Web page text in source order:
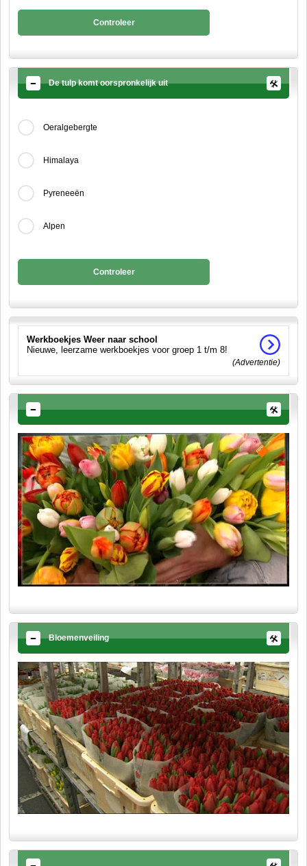
Controleer
De tulp komt oorspronkelijk uit
Oeralgebergte
Himalaya
Pyreneeën
Alpen
Controleer
Werkboekjes Weer naar school
Nieuwe, leerzame werkboekjes voor groep 1 t/m 8!
(Advertentie)
Bloemenveiling